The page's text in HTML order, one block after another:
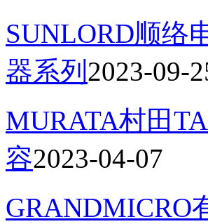
SUNLORD顺络
器系列 2023-09-
MURATA村田
容2023-04-07